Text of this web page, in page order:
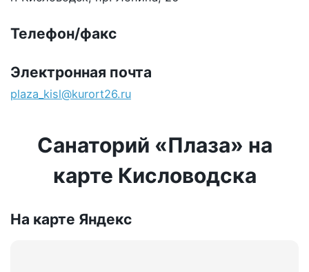
Телефон/факс
Электронная почта
plaza_kisl@kurort26.ru
Санаторий «Плаза» на
карте Кисловодска
На карте Яндекс